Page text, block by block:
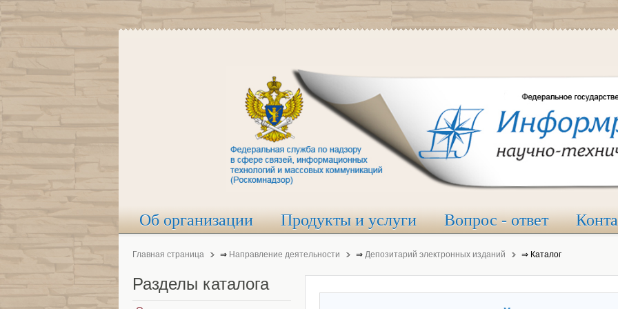
Об организации Продукты и услуги Вопрос - ответ
Главная страница ⇒ Направление деятельности ⇒ Депозитарий электронных изданий ⇒ Каталог
Разделы каталога